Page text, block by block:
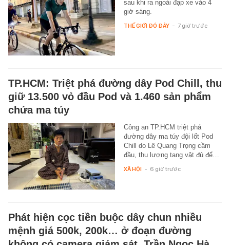
sau khi ra ngoài đạp xe vào 4
giờ sáng.
THẾ GIỚI ĐÓ ĐÂY - 7 giờ trước
TP.HCM: Triệt phá đường dây Pod Chill, thu
giữ 13.500 vỏ đầu Pod và 1.460 sản phẩm
chứa ma túy
Công an TP.HCM triệt phá
đường dây ma túy đội lốt Pod
Chill do Lê Quang Trọng cầm
đầu, thu lượng tang vật đủ để…
XÃ HỘI - 6 giờ trước
Phát hiện cọc tiền buộc dây chun nhiều
mệnh giá 500k, 200k… ở đoạn đường